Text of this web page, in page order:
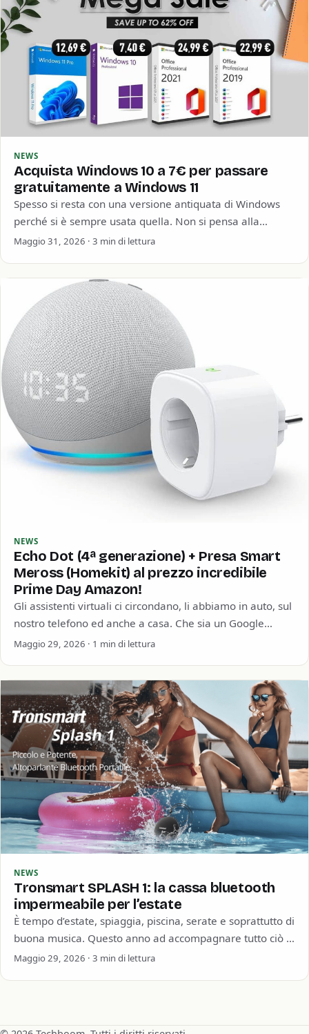
NEWS
Acquista Windows 10 a 7€ per passare
gratuitamente a Windows 11
Spesso si resta con una versione antiquata di Windows
perché si è sempre usata quella. Non si pensa alla
sicurezza informatica o…
Maggio 31, 2026 · 3 min di lettura
NEWS
Echo Dot (4ª generazione) + Presa Smart
Meross (Homekit) al prezzo incredibile
Prime Day Amazon!
Gli assistenti virtuali ci circondano, li abbiamo in auto, sul
nostro telefono ed anche a casa. Che sia un Google
Home, un…
Maggio 29, 2026 · 1 min di lettura
NEWS
Tronsmart SPLASH 1: la cassa bluetooth
impermeabile per l’estate
È tempo d’estate, spiaggia, piscina, serate e soprattutto di
buona musica. Questo anno ad accompagnare tutto ciò ci
pensa Tronsmart con la…
Maggio 29, 2026 · 3 min di lettura